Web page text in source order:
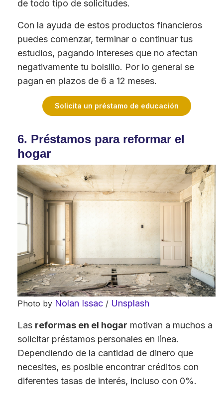
de todo tipo de solicitudes.
Con la ayuda de estos productos financieros
puedes comenzar, terminar o continuar tus
estudios, pagando intereses que no afectan
negativamente tu bolsillo. Por lo general se
pagan en plazos de 6 a 12 meses.
Solicita un préstamo de educación
6. Préstamos para reformar el
hogar
Photo by Nolan Issac / Unsplash
Las reformas en el hogar motivan a muchos a
solicitar préstamos personales en línea.
Dependiendo de la cantidad de dinero que
necesites, es posible encontrar créditos con
diferentes tasas de interés, incluso con 0%.